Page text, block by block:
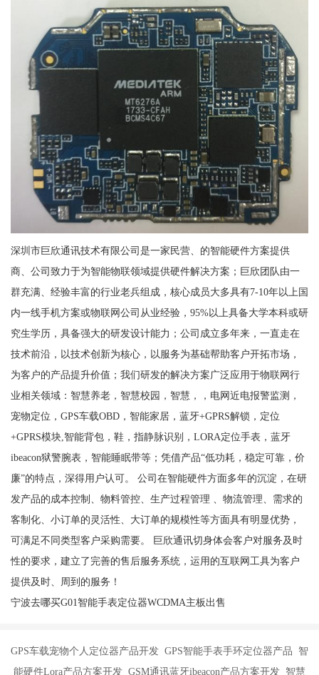
深圳市巨欣通讯技术有限公司是一家民营、的智能硬件方案提供
商、公司致力于为智能物联领域提供硬件解决方案；巨欣团队由一
群充满、经验丰富的行业老兵组成，核心成员大多具有7-10年以上国
内一线手机方案或物联网公司从业经验，95%以上具备大学本科或研
究生学历，具备强大的研发设计能力；公司成立多年来，一直走在
技术前沿，以技术创新为核心，以服务为基础帮助客户开拓市场，
为客户的产品提升价值；我们研发的解决方案广泛应用于物联网行
业相关领域：智慧养老，智慧校园，智慧，，电网近电报警监测，
宠物定位，GPS车载OBD，智能家居，蓝牙+GPRS解锁，定位
+GPRS模块,智能背包，鞋，指静脉识别，LORA定位手表，蓝牙
ibeacon狱警腕表，智能睡眠带等；凭借产品“低功耗，稳定可靠，价
廉”的特点，深得用户认可。 公司在智能硬件方面多年的沉淀，在研
发产品的成本控制、物料管控、生产过程管理 、物流管理、需求的
客制化、小订单的灵活性、大订单的规模性等方面具有明显优势，
可满足不同类型客户采购需要。 巨欣通讯切身体会客户对服务及时
性的要求，建立了完善的售后服务系统，运用的互联网工具为客户
提供及时、周到的服务！
宁波去哪买G01智能手表定位器WCDMA主板出售
GPS车载宠物个人定位器产品开发 GPS智能手表手环定位器产品 智
能硬件Lora产品方案开发 GSM通讯蓝牙ibeacon产品方案开发 智慧